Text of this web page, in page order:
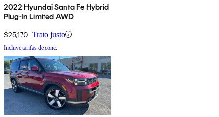
2022 Hyundai Santa Fe Hybrid
Plug-In Limited AWD
$25,170 Trato justo
Incluye tarifas de conc.